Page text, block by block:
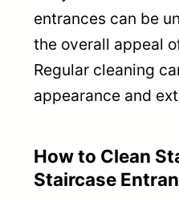
entrances can be
the overall appeal
Regular cleaning
appearance and
How to Clean
Staircase